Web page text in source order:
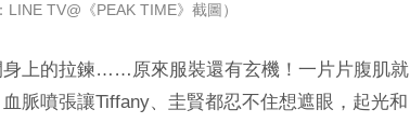
LINE TV@《PEAK TIME》截圖）
身上的拉鍊……原來服裝還有玄機！一片片腹肌就
脈噴張讓Tiffany、圭賢都忍不住想遮眼，起光和